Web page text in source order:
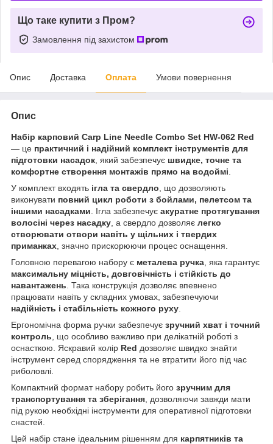
Що таке купити з Пром?
Замовлення під захистом
Опис Доставка Оплата Умови повернення
Опис
Набір карповий Carp Line Needle Combo Set HW-062 Red
— це практичний і надійний комплект інструментів для
підготовки насадок , який забезпечує швидке, точне та
комфортне створення монтажів прямо на водоймі
У комплект входять ігла та свердло , що дозволяють
виконувати повний цикл роботи з бойлами, пелетсом та
іншими насадками . Ігла забезпечує акуратне протягування
волосіні через насадку , а свердло дозволяє легко
створювати отвори навіть у щільних і твердих
приманках , значно прискорюючи процес оснащення.
Головною перевагою набору є металева ручка , яка гарантує
максимальну міцність, довговічність і стійкість до
навантажень . Така конструкція дозволяє впевнено
працювати навіть у складних умовах, забезпечуючи
надійність і стабільність кожного руху
Ергономічна форма ручки забезпечує зручний хват і точний
контроль , що особливо важливо при делікатній роботі з
оснасткою. Яскравий колір Red дозволяє швидко знайти
інструмент серед спорядження та не втратити його під час
риболовлі.
Компактний формат набору робить його зручним для
транспортування та зберігання , дозволяючи завжди мати
під рукою необхідні інструменти для оперативної підготовки
снастей.
Цей набір стане ідеальним рішенням для карпятників та